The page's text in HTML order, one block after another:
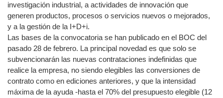
investigación industrial, a actividades de innovación que
generen productos, procesos o servicios nuevos o mejorados,
y a la gestión de la I+D+i.
Las bases de la convocatoria se han publicado en el BOC del
pasado 28 de febrero. La principal novedad es que solo se
subvencionarán las nuevas contrataciones indefinidas que
realice la empresa, no siendo elegibles las conversiones de
contrato como en ediciones anteriores, y que la intensidad
máxima de la ayuda -hasta el 70% del presupuesto elegible (12